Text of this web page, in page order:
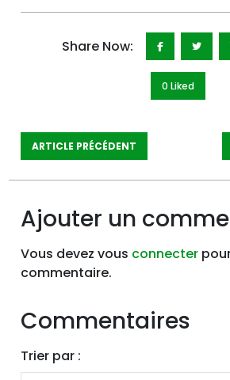
Share Now:
0 Liked
ARTICLE PRÉCÉDENT
Ajouter un
Vous devez vous connecter
commentaire.
Commentaires
Trier par :